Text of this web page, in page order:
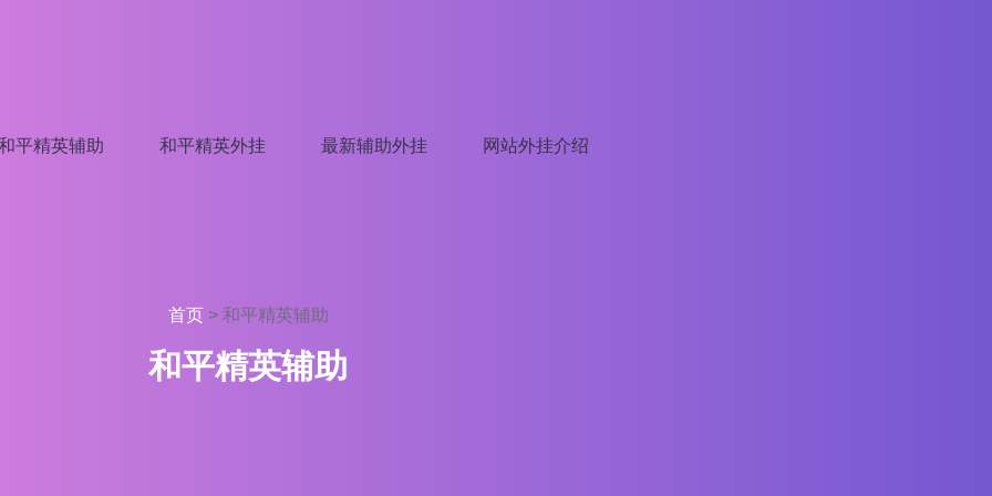
平精英辅助 和平精英外挂 最新辅助外挂 网站外挂介绍
首页 > 和平精英辅助
和平精英辅助